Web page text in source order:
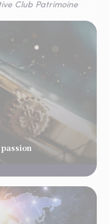
Club Patrimoine